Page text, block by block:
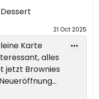
21 Oct 2025
Karte
alles
jetzt Brownies